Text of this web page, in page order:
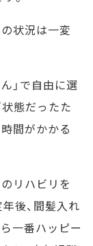
状況は一変
」で自由に選
態だったた
間がかかる
リハビリを
後、間髪入れ
一番ハッピー